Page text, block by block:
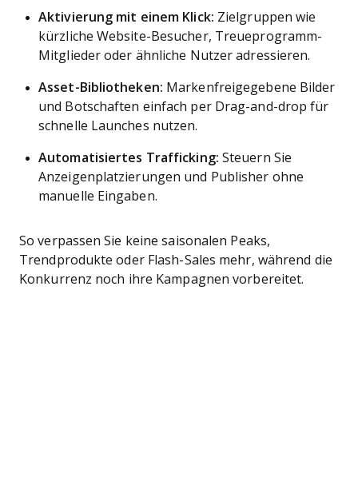
Aktivierung mit einem Klick: Zielgruppen wie
kürzliche Website-Besucher, Treueprogramm-
Mitglieder oder ähnliche Nutzer adressieren.
Asset-Bibliotheken: Markenfreigegebene Bilder
und Botschaften einfach per Drag-and-drop für
schnelle Launches nutzen.
Automatisiertes Trafficking: Steuern Sie
Anzeigenplatzierungen und Publisher ohne
manuelle Eingaben.
So verpassen Sie keine saisonalen Peaks,
Trendprodukte oder Flash-Sales mehr, während die
Konkurrenz noch ihre Kampagnen vorbereitet.